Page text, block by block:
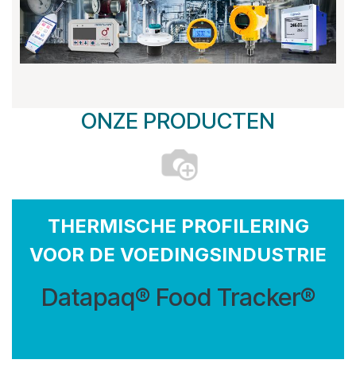
ONZE PRODUCTEN
THERMISCHE PROFILERING
VOOR DE VOEDINGSINDUSTRIE
Datapaq® Food Tracker®